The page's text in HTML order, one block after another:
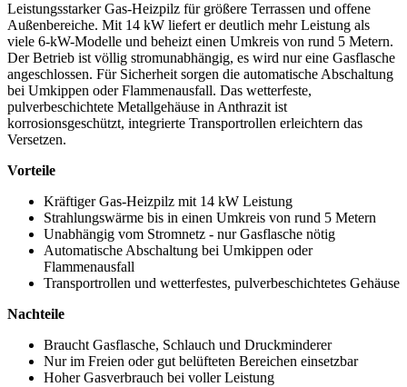
Leistungsstarker Gas-Heizpilz für größere Terrassen und offene
Außenbereiche. Mit 14 kW liefert er deutlich mehr Leistung als
viele 6-kW-Modelle und beheizt einen Umkreis von rund 5 Metern.
Der Betrieb ist völlig stromunabhängig, es wird nur eine Gasflasche
angeschlossen. Für Sicherheit sorgen die automatische Abschaltung
bei Umkippen oder Flammenausfall. Das wetterfeste,
pulverbeschichtete Metallgehäuse in Anthrazit ist
korrosionsgeschützt, integrierte Transportrollen erleichtern das
Versetzen.
Vorteile
Kräftiger Gas-Heizpilz mit 14 kW Leistung
Strahlungswärme bis in einen Umkreis von rund 5 Metern
Unabhängig vom Stromnetz - nur Gasflasche nötig
Automatische Abschaltung bei Umkippen oder
Flammenausfall
Transportrollen und wetterfestes, pulverbeschichtetes Gehäuse
Nachteile
Braucht Gasflasche, Schlauch und Druckminderer
Nur im Freien oder gut belüfteten Bereichen einsetzbar
Hoher Gasverbrauch bei voller Leistung